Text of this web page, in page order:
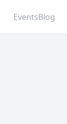
EventsBlog